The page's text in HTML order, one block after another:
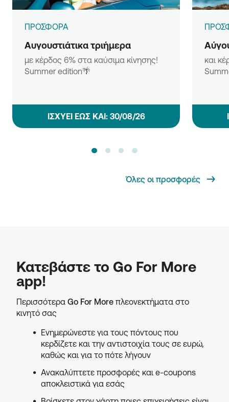
ΠΡΟΣΦΟΡΑ
Αυγουστιάτικα τριήμερα
με κέρδος 6% στα καύσιμα κίνησης!
Summer edition🌴
ΙΣΧΥΕΙ ΕΩΣ ΚΑΙ: 30/08/26
και
Όλες οι προσφορές
Κατεβάστε το Go For More
app!
Περισσότερα Go For More πλεονεκτήματα στο
κινητό σας
Ενημερώνεστε για τους πόντους που
κερδίζετε και την αντιστοιχία τους σε ευρώ,
καθώς και για το πότε λήγουν
Ανακαλύπτετε προσφορές και e-coupons
αποκλειστικά για εσάς